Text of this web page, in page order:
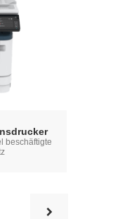
beschäftigte